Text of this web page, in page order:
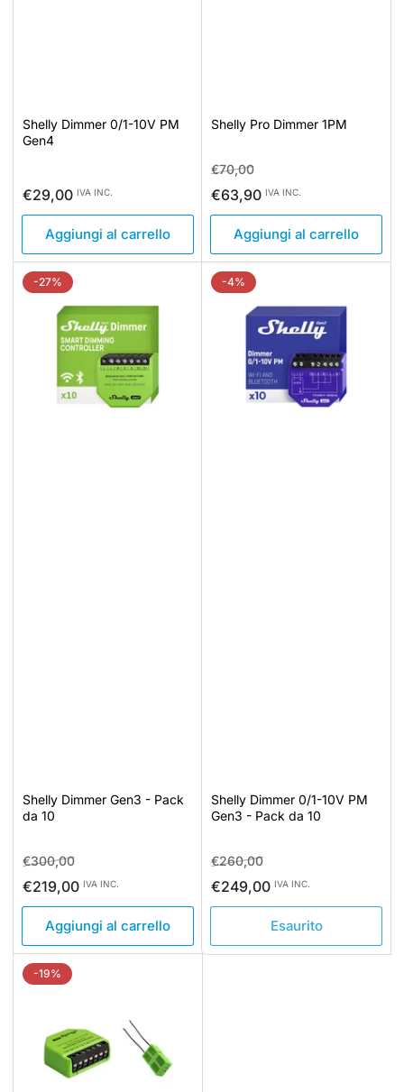
Shelly Dimmer 0/1-10V PM
Gen4
Prezzo
standard
€29,00 IVA INC.
Aggiungi al carrello
Shelly Pro Dimmer 1PM
Prezzo
standard
€70,00Prezzo
di
€63,90 IVA INC.
Aggiungi al carrello
-27%
Shelly Dimmer Gen3 - Pack
da 10
Prezzo
standard
€300,00Prezzo
di
€219,00 IVA INC.
Aggiungi al carrello
-4%
Shelly Dimmer 0/1-10V PM
Gen3 - Pack da 10
Prezzo
standard
€260,00Prezzo
di
€249,00 IVA INC.
Esaurito
-19%